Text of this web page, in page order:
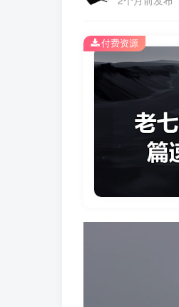
付费资源